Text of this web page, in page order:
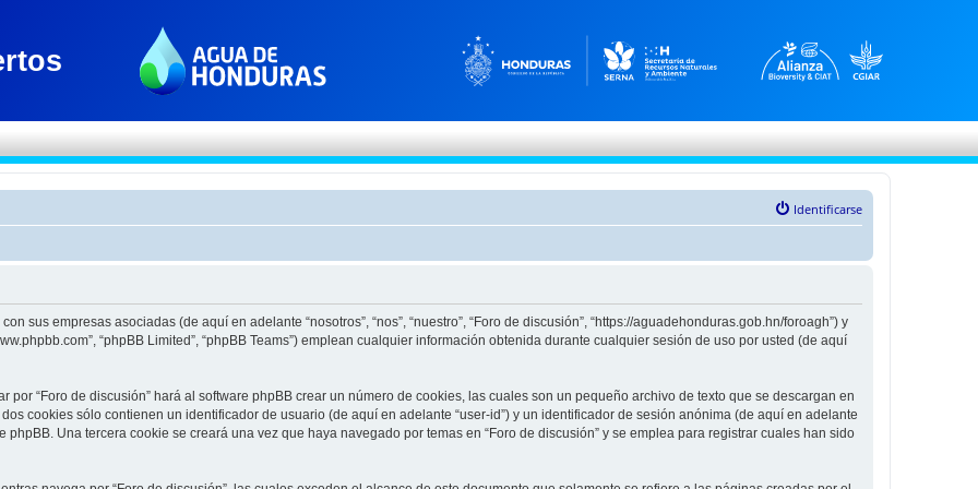
Identificarse
sus empresas asociadas (de aquí en adelante “nosotros”, “nos”, “nuestro”, “Foro de discusión”, “https://aguadehonduras.gob.hn/foroagh”) y
“phpBB Limited”, “phpBB Teams”) emplean cualquier información obtenida durante cualquier sesión de uso por usted (de aquí
“Foro de discusión” hará al software phpBB crear un número de cookies, las cuales son un pequeño archivo de texto que se descargan en
cookies sólo contienen un identificador de usuario (de aquí en adelante “user-id”) y un identificador de sesión anónima (de aquí en adelante
phpBB. Una tercera cookie se creará una vez que haya navegado por temas en “Foro de discusión” y se emplea para registrar cuales han sido